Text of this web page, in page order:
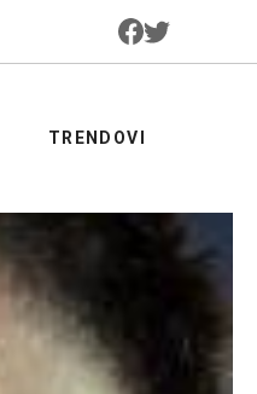
TRENDOVI